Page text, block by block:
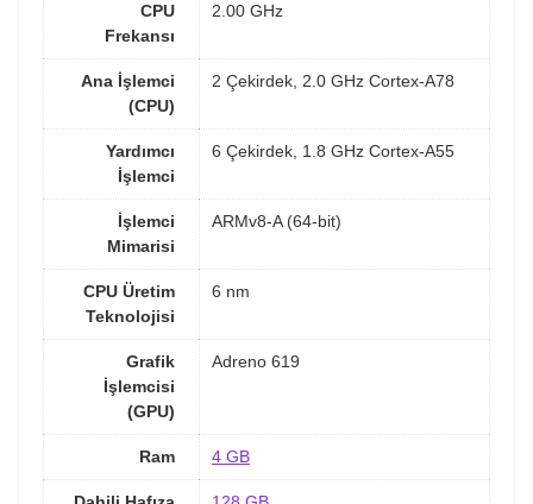
CPU
Frekansı
2.00 GHz
Ana İşlemci
(CPU)
2 Çekirdek, 2.0 GHz Cortex-A78
Yardımcı
İşlemci
6 Çekirdek, 1.8 GHz Cortex-A55
İşlemci
Mimarisi
ARMv8-A (64-bit)
CPU Üretim
Teknolojisi
6 nm
Grafik
İşlemcisi
(GPU)
Adreno 619
Ram 4 GB